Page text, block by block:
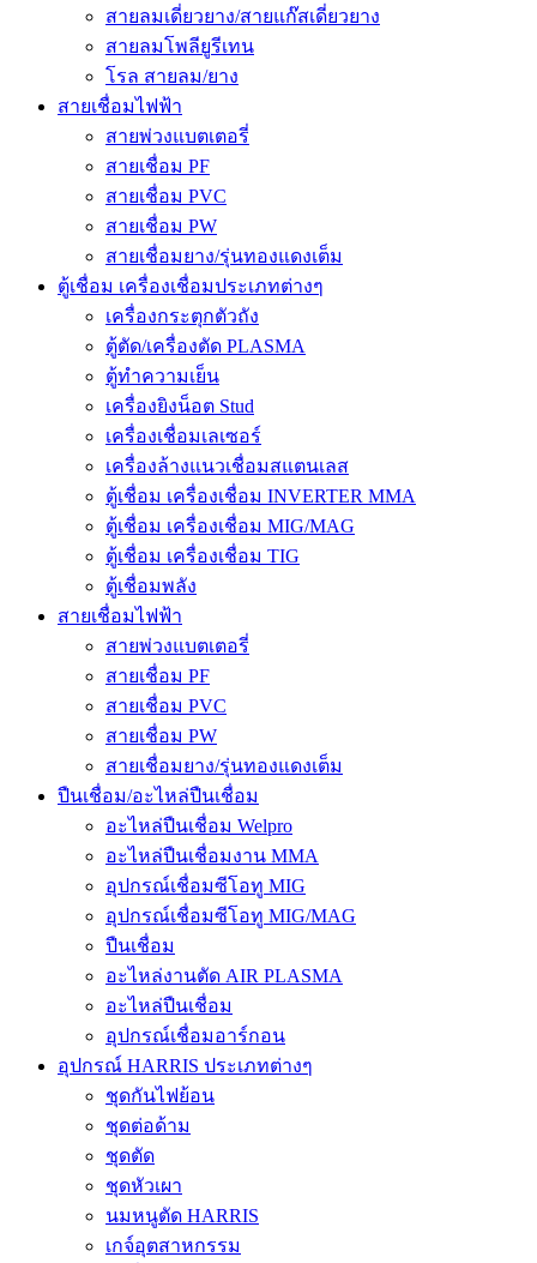
สายลมเดี่ยวยาง/สายแก๊สเดี่ยวยาง
สายลมโพลียูรีเทน
โรล สายลม/ยาง
สายเชื่อมไฟฟ้า
สายพ่วงแบตเตอรี่
สายเชื่อม PF
สายเชื่อม PVC
สายเชื่อม PW
สายเชื่อมยาง/รุ่นทองแดงเต็ม
ตู้เชื่อม เครื่องเชื่อมประเภทต่างๆ
เครื่องกระตุกตัวถัง
ตู้ตัด/เครื่องตัด PLASMA
ตู้ทำความเย็น
เครื่องยิงน็อต Stud
เครื่องเชื่อมเลเซอร์
เครื่องล้างแนวเชื่อมสแตนเลส
ตู้เชื่อม เครื่องเชื่อม INVERTER MMA
ตู้เชื่อม เครื่องเชื่อม MIG/MAG
ตู้เชื่อม เครื่องเชื่อม TIG
ตู้เชื่อมพลัง
สายเชื่อมไฟฟ้า
สายพ่วงแบตเตอรี่
สายเชื่อม PF
สายเชื่อม PVC
สายเชื่อม PW
สายเชื่อมยาง/รุ่นทองแดงเต็ม
ปืนเชื่อม/อะไหล่ปืนเชื่อม
อะไหล่ปืนเชื่อม Welpro
อะไหล่ปืนเชื่อมงาน MMA
อุปกรณ์เชื่อมซีโอทู MIG
อุปกรณ์เชื่อมซีโอทู MIG/MAG
ปืนเชื่อม
อะไหล่งานตัด AIR PLASMA
อะไหล่ปืนเชื่อม
อุปกรณ์เชื่อมอาร์กอน
อุปกรณ์ HARRIS ประเภทต่างๆ
ชุดกันไฟย้อน
ชุดต่อด้าม
ชุดตัด
ชุดหัวเผา
นมหนูตัด HARRIS
เกจ์อุตสาหกรรม